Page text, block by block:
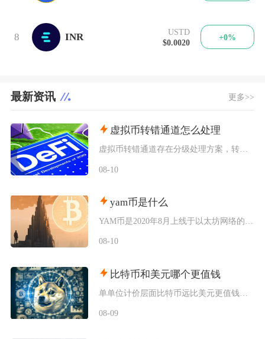
8 INR
USTD
$0.0020
+0%
最新资讯 更多>>
虚拟币转错通道怎么处理
08-10
yam币是什么
08-10
比特币和美元哪个更值钱
08-09